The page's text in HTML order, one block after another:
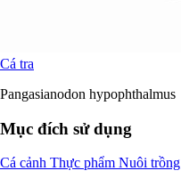
Cá tra
Pangasianodon hypophthalmus
Mục đích sử dụng
Cá cảnh Thực phẩm Nuôi trồng